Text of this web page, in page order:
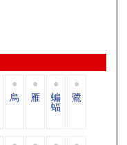
烏 雁 蝙
蝠
鷺